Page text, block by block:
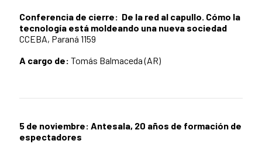
Conferencia de cierre: De la red al capullo. Cómo la
tecnología está moldeando una nueva sociedad
CCEBA, Paraná 1159
A cargo de: Tomás Balmaceda (AR)
5 de noviembre: Antesala, 20 años de formación de
espectadores